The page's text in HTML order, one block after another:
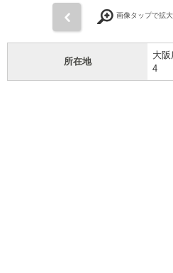
画像タップで拡
所在地
大
4